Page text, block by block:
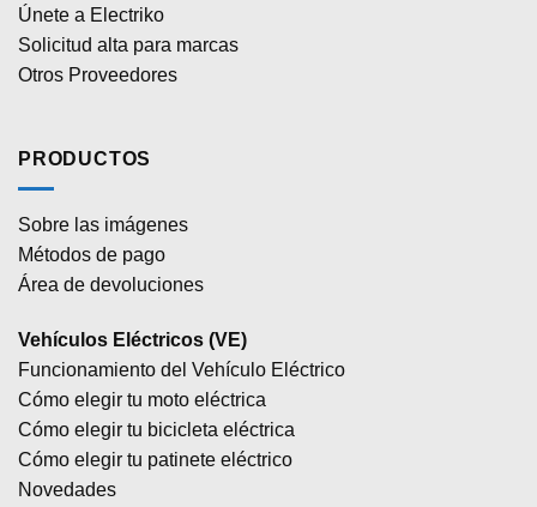
Únete a Electriko
Solicitud alta para marcas
Otros Proveedores
PRODUCTOS
Sobre las imágenes
Métodos de pago
Área de devoluciones
Vehículos Eléctricos (VE)
Funcionamiento del Vehículo Eléctrico
Cómo elegir tu moto eléctrica
Cómo elegir tu bicicleta eléctrica
Cómo elegir tu patinete eléctrico
Novedades